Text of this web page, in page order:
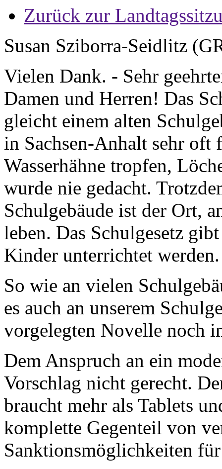
Zurück zur
Susan Sziborra-Seidlitz
Vielen Dank. - Sehr
Damen und Herren! Das
gleicht einem alten
in Sachsen-Anhalt sehr oft
Wasserhähne tropfen,
wurde nie gedacht.
Schulgebäude ist der Ort,
leben. Das Schulgesetz
Kinder unterrichtet
So wie an vielen
es auch an unserem
vorgelegten Novelle noch
Dem Anspruch an ein
Vorschlag nicht gerecht.
braucht mehr als Tablets
komplette Gegenteil von
Sanktionsmöglichkeiten